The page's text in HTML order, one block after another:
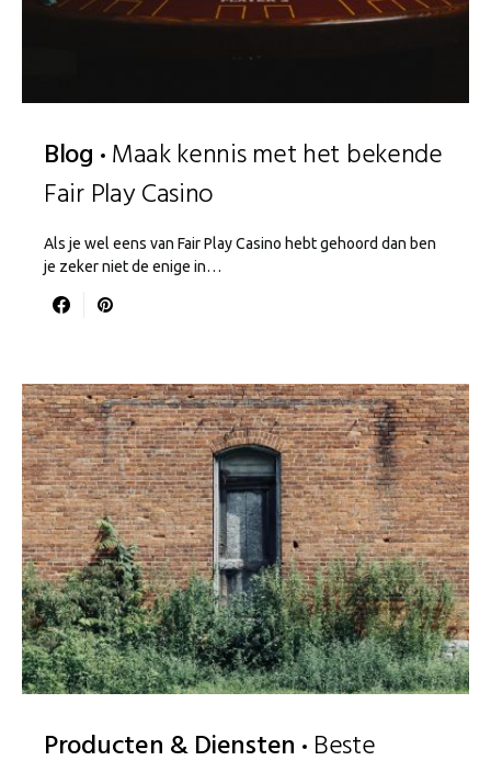
Blog Maak kennis met het bekende
Fair Play Casino
Als je wel eens van Fair Play Casino hebt gehoord dan ben
je zeker niet de enige in…
Producten & Diensten Beste